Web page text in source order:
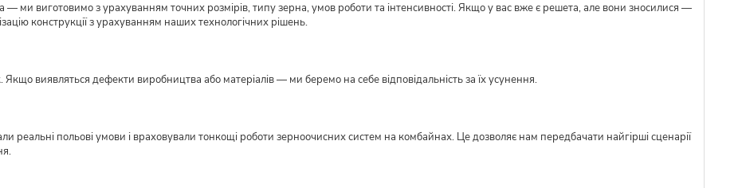
ми виготовимо з урахуванням точних розмірів, типу зерна, умов роботи та інтенсивності. Якщо у вас вже є решета, але вони зносилися —
конструкції з урахуванням наших технологічних рішень.
Якщо виявляться дефекти виробництва або матеріалів — ми беремо на себе відповідальність за їх усунення.
реальні польові умови і враховували тонкощі роботи зерноочисних систем на комбайнах. Це дозволяє нам передбачати найгірші сценарії